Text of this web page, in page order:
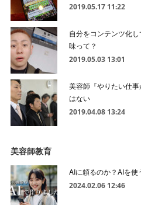
2019.05.17 11:22
自分をコンテンツ化
味って？
2019.05.03 13:01
美容師『やりたい仕
はない
2019.04.08 13:24
美容師教育
AIに頼るのか？AIを使
2024.02.06 12:46